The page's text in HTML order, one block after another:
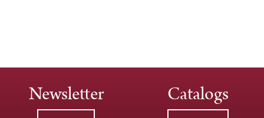
Newsletter Catalogs